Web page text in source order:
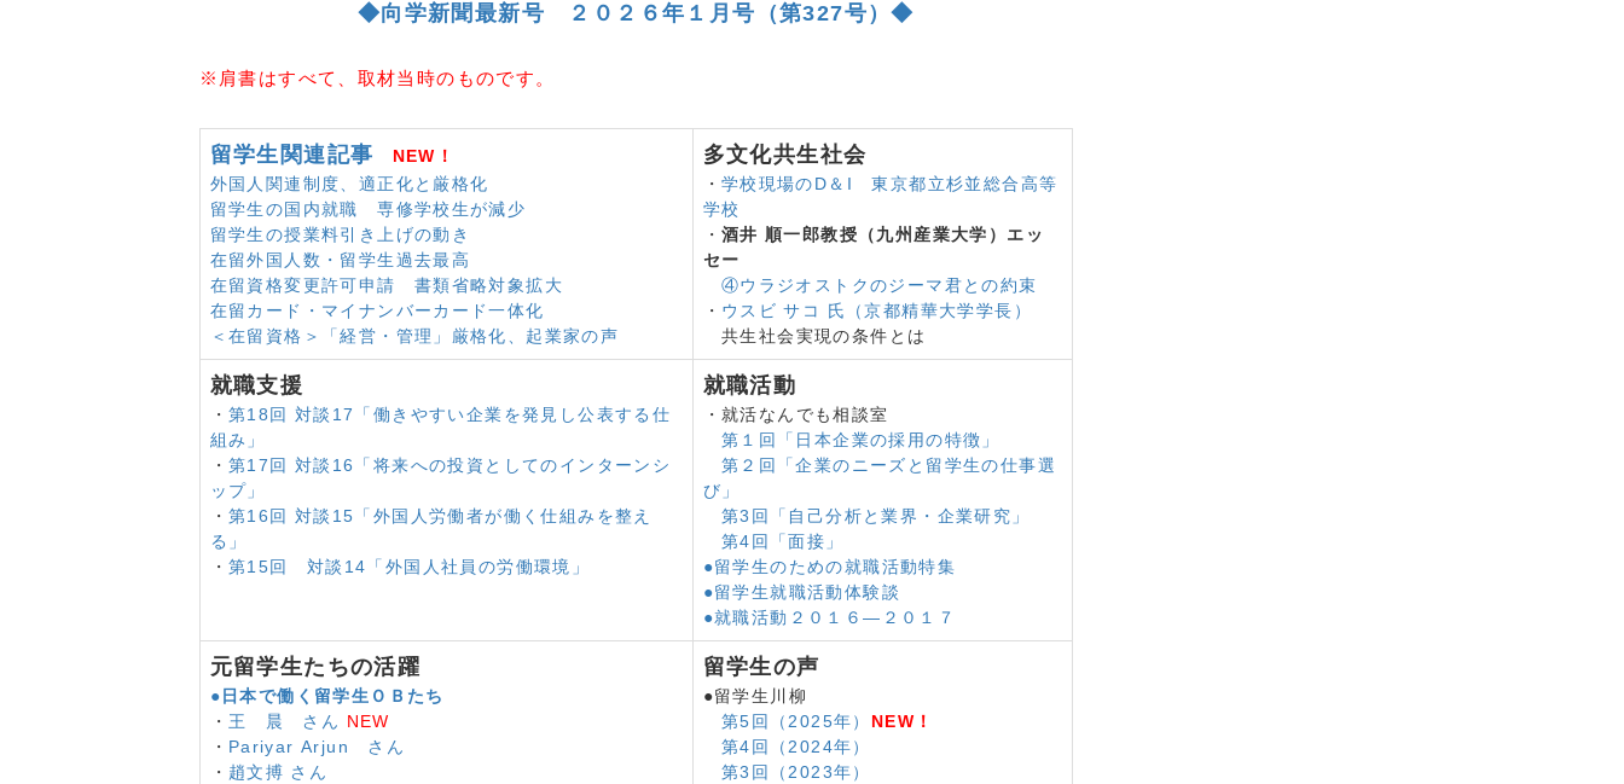
2024年10月号高度外国人材の活躍促進
向学新聞2024年10月号中小企業６３％「人手が不足している」
向学新聞2024年10月号外国人労働者 ２０４０年に９７万人不足
向学新聞2024年7月号留学生の国内就職率53％
向学新聞2024年7月号育成就労制度創設
向学新聞2024年7月号日中韓教育大臣会合
向学新聞2024年7月号外国人との共生に関する意識調査
向学新聞2024年7月号外国人労働者の労働災害発生状況2024
向学新聞2024年4月号外国人留学生数回復傾向 外国人労働者数は200万人を超え過去最高
向学新聞 2024年4月号公開シンポジウム「外国人受入れ新時代 在留外国人等基本法に向け
て」
向学新聞2024年4月号
第４回帰国留学生総会 国を超えた活動広がる
向学新聞 2024年1月号留学生の国内就職者数過去最高
向学新聞
日本ＡＳＥＡＮ友好協力５０周年 日本留学フォーラム
向学新聞 2024年1月号 『ライフ・イン・ ハーモニー推進月間』
向学新聞
専修学校卒業生仕事の幅広がる 外国人留学生キャリア形成促進プロ
グラム
向学新聞
特定技能外国人１年半で約３倍 充足率は50.2％
向学新聞
2023年10月号日本の将来推計人口外国人人口比率、2070年には10.8%に
外国人労働者の人権をまもるキャンペーン「JP-MIRAIセーフティ」
「やっとできた」30年来の悲願 日本語教育機関認定法成立
向学新聞2023年7月号
技能実習制度廃止 特定技能２号対象分野拡大
向学新聞 2023年7月号
外国人留学生 進路状況調査
向学新聞
2023年4月号
向学新聞2023年4月号
向学新聞 2023年4月号
◆向学新聞最新号 ２０２６年１月号（第327号）◆
※肩書はすべて、取材当時のものです。
留学生関連記事
NEW！
外国人関連制度、適正化と厳格化
留学生の国内就職 専修学校生が減少
留学生の授業料引き上げの動き
在留外国人数・留学生過去最高
在留資格変更許可申請 書類省略対象拡大
在留カード・マイナンバーカード一体化
＜在留資格＞「経営・管理」厳格化、起業家の声
多文化共生社会
・ 学校現場のD＆I 東京都立杉並総合高等
学校
・ 酒井 順一郎教授（九州産業大学）エッ
セー
④ウラジオストクのジーマ君との約束
・ ウスビ サコ 氏（京都精華大学学長）
共生社会実現の条件とは
就職支援
・ 第18回 対談17「働きやすい企業を発見し公表する仕
組み」
・ 第17回 対談16「将来への投資としてのインターンシ
ップ」
・ 第16回 対談15「外国人労働者が働く仕組みを整え
る」
・ 第15回 対談14「外国人社員の労働環境」
就職活動
・就活なんでも相談室
第１回「日本企業の採用の特徴」
第２回「企業のニーズと留学生の仕事選
び」
第3回「自己分析と業界・企業研究」
第4回「面接」
●留学生のための就職活動特集
●留学生就職活動体験談
●就職活動２０１６―２０１７
元留学生たちの活躍
●日本で働く留学生ＯＢたち
・ 王 晨 さん NEW
・ Pariyar Arjun さん
・ 趙文搏 さん
留学生の声
●留学生川柳
第5回（2025年） NEW！
第4回（2024年）
第3回（2023年）